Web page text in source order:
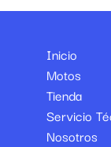
Inicio
Motos
Tienda
Servicio
Nosotros